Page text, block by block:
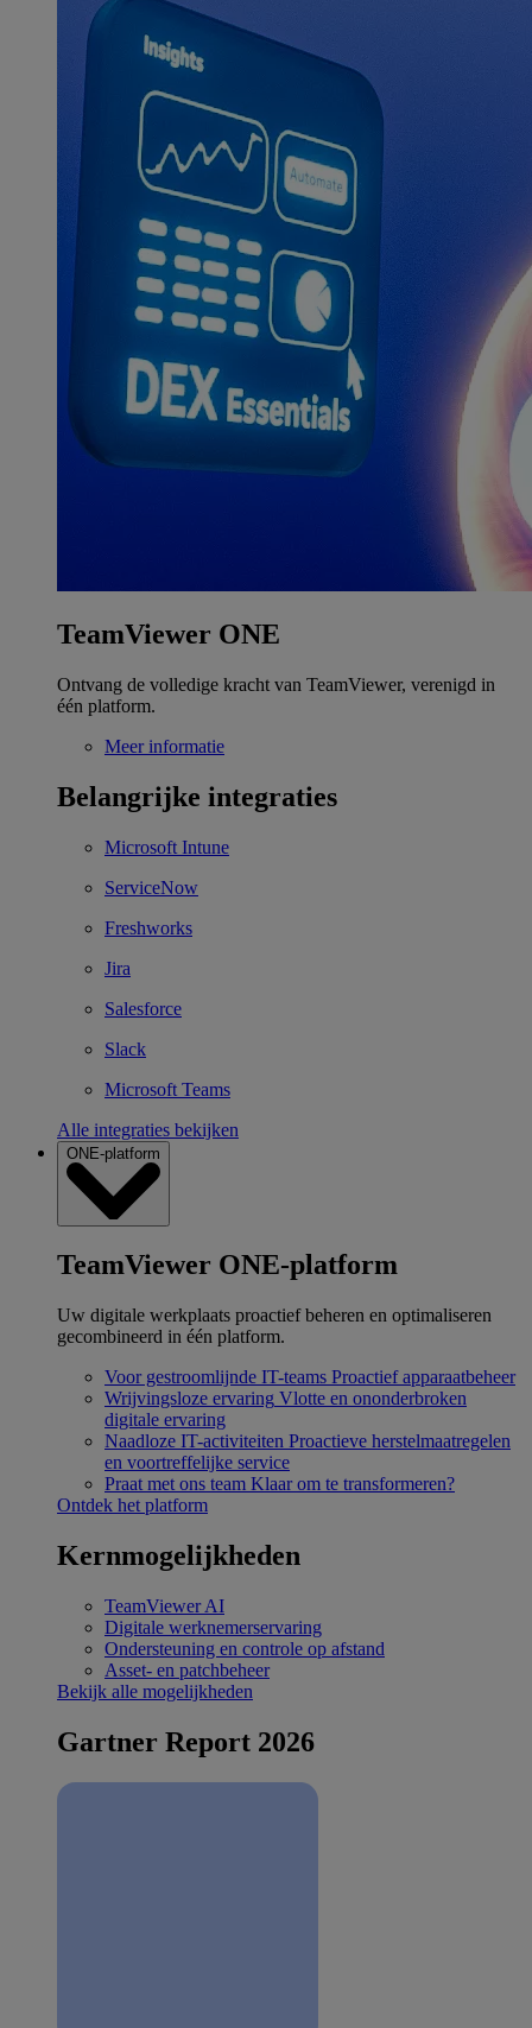
TeamViewer ONE
Ontvang de volledige kracht van TeamViewer, verenigd in
één platform.
Meer informatie
Belangrijke integraties
Microsoft Intune
ServiceNow
Freshworks
Jira
Salesforce
Slack
Microsoft Teams
Alle integraties bekijken
ONE-platform
TeamViewer ONE-platform
Uw digitale werkplaats proactief beheren en optimaliseren
gecombineerd in één platform.
Voor gestroomlijnde IT-teams Proactief apparaatbeheer
Wrijvingsloze ervaring Vlotte en ononderbroken
digitale ervaring
Naadloze IT-activiteiten Proactieve herstelmaatregelen
en voortreffelijke service
Praat met ons team Klaar om te transformeren?
Ontdek het platform
Kernmogelijkheden
TeamViewer AI
Digitale werknemerservaring
Ondersteuning en controle op afstand
Asset- en patchbeheer
Bekijk alle mogelijkheden
Gartner Report 2026